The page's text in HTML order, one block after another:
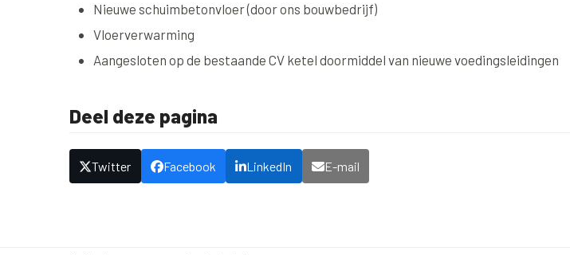
Nieuwe schuimbetonvloer (door ons bouwbedrijf)
Vloerverwarming
Aangesloten op de bestaande CV ketel doormiddel van nieuwe voedingsleidingen
Deel deze pagina
Twitter Facebook LinkedIn E-mail